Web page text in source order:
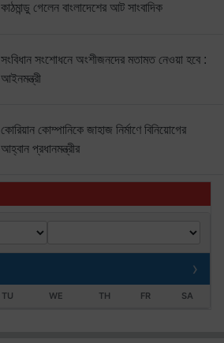
কাঠমান্ডু গেলেন বাংলাদেশের আট সাংবাদিক
সংবিধান সংশোধনে অংশীজনদের মতামত নেওয়া হবে :
আইনমন্ত্রী
কোরিয়ান কোম্পানিকে জাহাজ নির্মাণে বিনিয়োগের
আহ্বান প্রধানমন্ত্রীর
›
TU WE TH FR SA